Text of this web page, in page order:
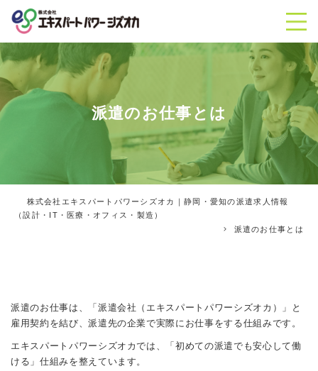
派遣のお仕事とは
株式会社エキスパートパワーシズオカ｜静岡・愛知の派遣求人情報
（設計・IT・医療・オフィス・製造）
派遣のお仕事とは
派遣のお仕事は、「派遣会社（エキスパートパワーシズオカ）」と
雇用契約を結び、派遣先の企業で実際にお仕事をする仕組みです。
エキスパートパワーシズオカでは、「初めての派遣でも安心して働
ける」仕組みを整えています。